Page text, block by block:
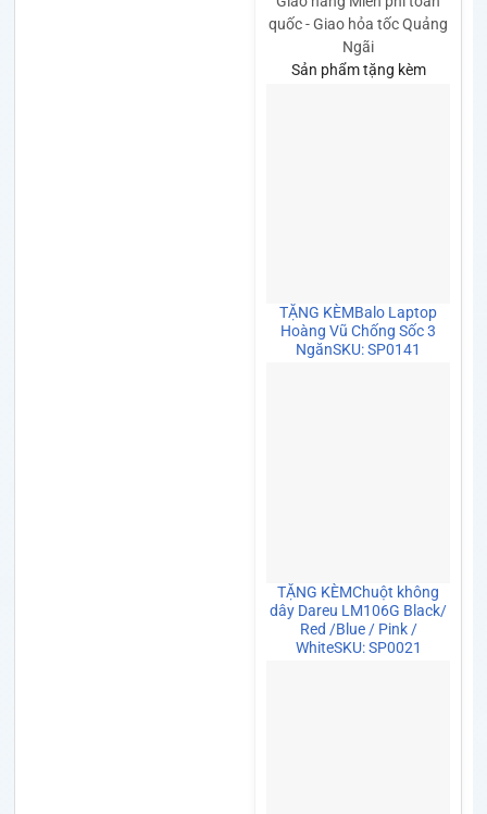
quốc - Giao hỏa tốc Quảng
Ngãi
Sản phẩm tặng kèm
TẶNG KÈMBalo Laptop
Hoàng Vũ Chống Sốc 3
NgănSKU: SP0141
TẶNG KÈMChuột không
dây Dareu LM106G Black/
Red /Blue / Pink /
WhiteSKU: SP0021